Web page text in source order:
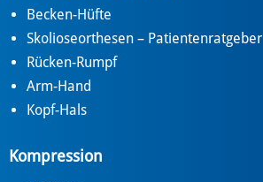
Becken-Hüfte
Skolioseorthesen – Patientenratgeber
Rücken-Rumpf
Arm-Hand
Kopf-Hals
Kompression